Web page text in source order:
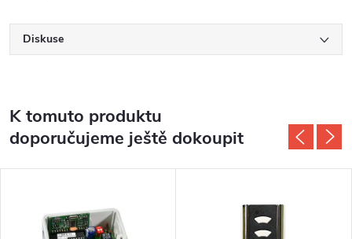
Diskuse
K tomuto produktu
doporučujeme ještě dokoupit